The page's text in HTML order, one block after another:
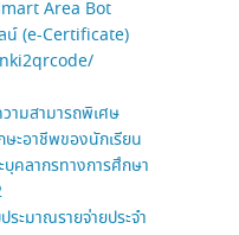
Area Bot
ลน์ (e-Certificate)
ามสามารถพิเศษ
ะอาชีพของนักเรียน
คลากรทางการศึกษา
ะมาณรายจ่ายประจำ